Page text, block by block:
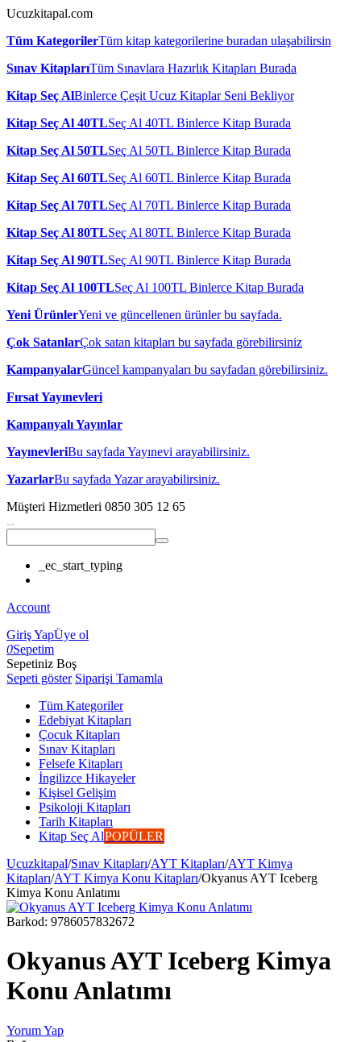
Ucuzkitapal.com
Tüm KategorilerTüm kitap kategorilerine buradan ulaşabilirsin
Sınav KitaplarıTüm Sınavlara Hazırlık Kitapları Burada
Kitap Seç AlBinlerce Çeşit Ucuz Kitaplar Seni Bekliyor
Kitap Seç Al 40TLSeç Al 40TL Binlerce Kitap Burada
Kitap Seç Al 50TLSeç Al 50TL Binlerce Kitap Burada
Kitap Seç Al 60TLSeç Al 60TL Binlerce Kitap Burada
Kitap Seç Al 70TLSeç Al 70TL Binlerce Kitap Burada
Kitap Seç Al 80TLSeç Al 80TL Binlerce Kitap Burada
Kitap Seç Al 90TLSeç Al 90TL Binlerce Kitap Burada
Kitap Seç Al 100TLSeç Al 100TL Binlerce Kitap Burada
Yeni ÜrünlerYeni ve güncellenen ürünler bu sayfada.
Çok SatanlarÇok satan kitapları bu sayfada görebilirsiniz
KampanyalarGüncel kampanyaları bu sayfadan görebilirsiniz.
Fırsat Yayınevleri
Kampanyalı Yayınlar
YayınevleriBu sayfada Yayınevi arayabilirsiniz.
YazarlarBu sayfada Yazar arayabilirsiniz.
Müşteri Hizmetleri 0850 305 12 65
_ec_start_typing
Account
Giriş YapÜye ol
0Sepetim
Sepetiniz Boş
Sepeti göster Siparişi Tamamla
Tüm Kategoriler
Edebiyat Kitapları
Çocuk Kitapları
Sınav Kitapları
Felsefe Kitapları
İngilizce Hikayeler
Kişisel Gelişim
Psikoloji Kitapları
Tarih Kitapları
Kitap Seç AlPOPÜLER
Ucuzkitapal/Sınav Kitapları/AYT Kitapları/AYT Kimya
Kitapları/AYT Kimya Konu Kitapları/Okyanus AYT Iceberg
Kimya Konu Anlatımı
Barkod: 9786057832672
Okyanus AYT Iceberg Kimya
Konu Anlatımı
Yorum Yap